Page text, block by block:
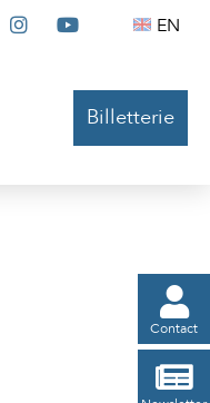
Le

Le
 EN
Billetterie

Contact
